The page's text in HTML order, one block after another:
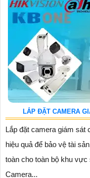
LẮP ĐẶT CAMERA
Lắp đặt camera giám sát
hiệu quả để bảo vệ tài
toàn cho toàn bộ khu
Camera...